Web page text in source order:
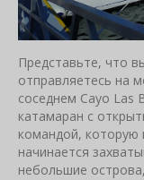
Представьте, что
отправляетесь на
соседнем Cayo Las
катамаран с
командой, которую
начинается
небольшие